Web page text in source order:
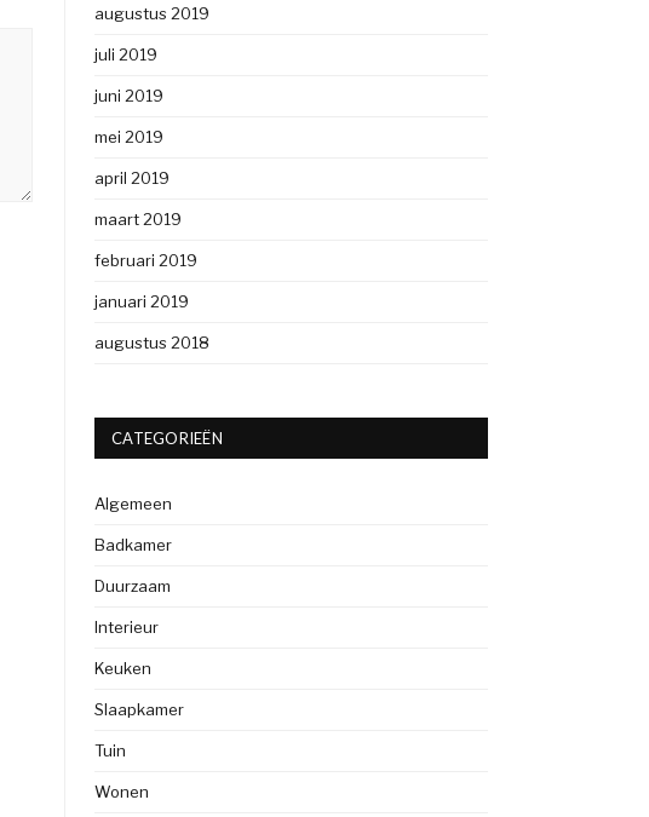
augustus 2019
juli 2019
juni 2019
mei 2019
april 2019
maart 2019
februari 2019
januari 2019
augustus 2018
CATEGORIEËN
Algemeen
Badkamer
Duurzaam
Interieur
Keuken
Slaapkamer
Tuin
Wonen